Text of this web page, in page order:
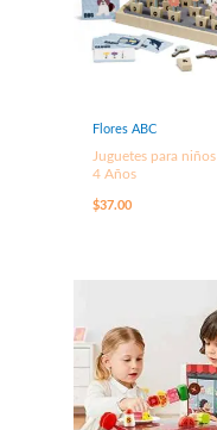
Flores ABC
Juguetes para
4 Años
$37.00